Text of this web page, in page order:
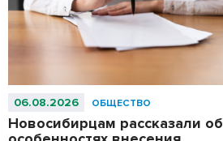
06.08.2026 ОБЩЕСТВО
Новосибирцам рассказали об